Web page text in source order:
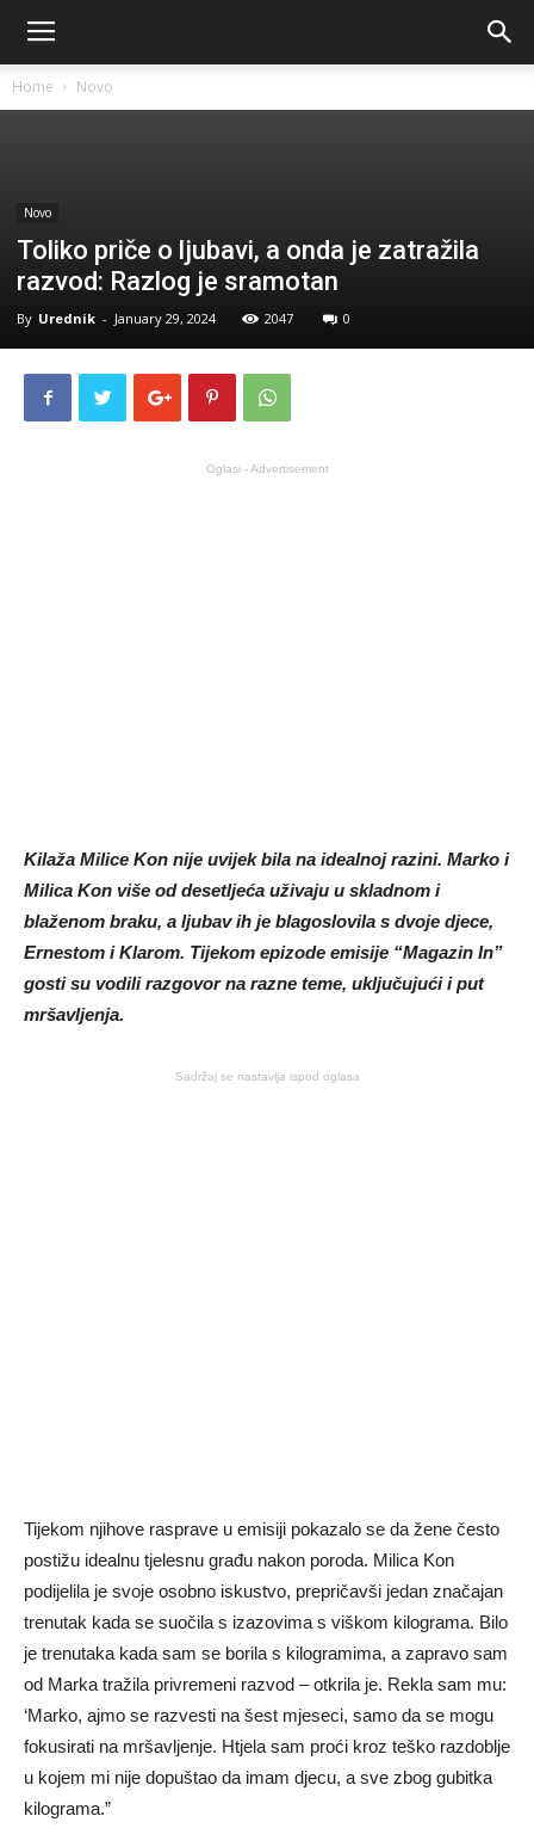
Home Novo
Novo
Toliko priče o ljubavi, a onda je zatražila
razvod: Razlog je sramotan
By Urednik - January 29, 2024 2047 0
Oglasi - Advertisement
Kilaža Milice Kon nije uvijek bila na idealnoj razini. Marko i
Milica Kon više od desetljeća uživaju u skladnom i
blaženom braku, a ljubav ih je blagoslovila s dvoje djece,
Ernestom i Klarom. Tijekom epizode emisije “Magazin In”
gosti su vodili razgovor na razne teme, uključujući i put
mršavljenja.
Sadržaj se nastavlja ispod oglasa
Tijekom njihove rasprave u emisiji pokazalo se da žene često
postižu idealnu tjelesnu građu nakon poroda. Milica Kon
podijelila je svoje osobno iskustvo, prepričavši jedan značajan
trenutak kada se suočila s izazovima s viškom kilograma. Bilo
je trenutaka kada sam se borila s kilogramima, a zapravo sam
od Marka tražila privremeni razvod – otkrila je. Rekla sam mu:
‘Marko, ajmo se razvesti na šest mjeseci, samo da se mogu
fokusirati na mršavljenje. Htjela sam proći kroz teško razdoblje
u kojem mi nije dopuštao da imam djecu, a sve zbog gubitka
kilograma.”